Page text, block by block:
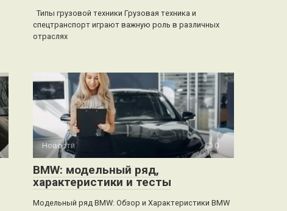
Типы грузовой техники Грузовая техника и
спецтранспорт играют важную роль в различных
отраслях
Новости 0
BMW: модельный ряд,
характеристики и тесты
Модельный ряд BMW: Обзор и Характеристики BMW